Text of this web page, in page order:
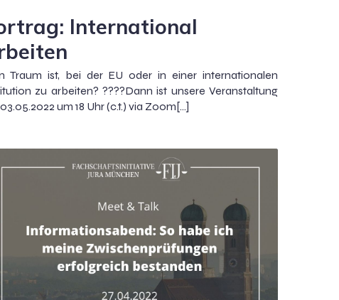
International
Traum ist, bei der EU oder in einer internationalen
zu arbeiten? ????Dann ist unsere Veranstaltung
um 18 Uhr (c.t.) via Zoom[…]